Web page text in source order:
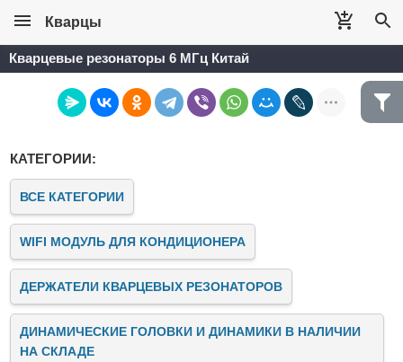
Кварцы
Кварцевые резонаторы 6 МГц Китай
КАТЕГОРИИ:
ВСЕ КАТЕГОРИИ
WIFI МОДУЛЬ ДЛЯ КОНДИЦИОНЕРА
ДЕРЖАТЕЛИ КВАРЦЕВЫХ РЕЗОНАТОРОВ
ДИНАМИЧЕСКИЕ ГОЛОВКИ И ДИНАМИКИ В НАЛИЧИИ
НА СКЛАДЕ